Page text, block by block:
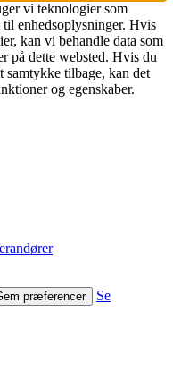
vi teknologier som
enhedsoplysninger. Hvis
kan vi behandle data som
på dette websted. Hvis du
tilbage, kan det
og egenskaber.
præferencer
Se